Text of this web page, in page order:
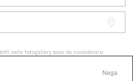
Nega
nelle fotogallery sono da considerarsi